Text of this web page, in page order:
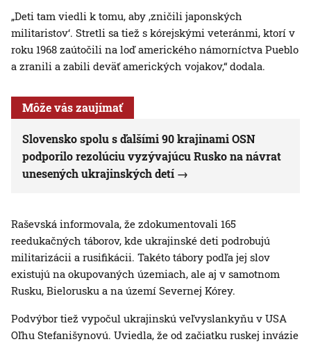
„Deti tam viedli k tomu, aby ‚zničili japonských
militaristov‘. Stretli sa tiež s kórejskými veteránmi, ktorí v
roku 1968 zaútočili na loď amerického námorníctva Pueblo
a zranili a zabili deväť amerických vojakov,“ dodala.
Môže vás zaujímať
Slovensko spolu s ďalšími 90 krajinami OSN
podporilo rezolúciu vyzývajúcu Rusko na návrat
unesených ukrajinských detí
Raševská informovala, že zdokumentovali 165
reedukačných táborov, kde ukrajinské deti podrobujú
militarizácii a rusifikácii. Takéto tábory podľa jej slov
existujú na okupovaných územiach, ale aj v samotnom
Rusku, Bielorusku a na území Severnej Kórey.
Podvýbor tiež vypočul ukrajinskú veľvyslankyňu v USA
Oľhu Stefanišynovú. Uviedla, že od začiatku ruskej invázie